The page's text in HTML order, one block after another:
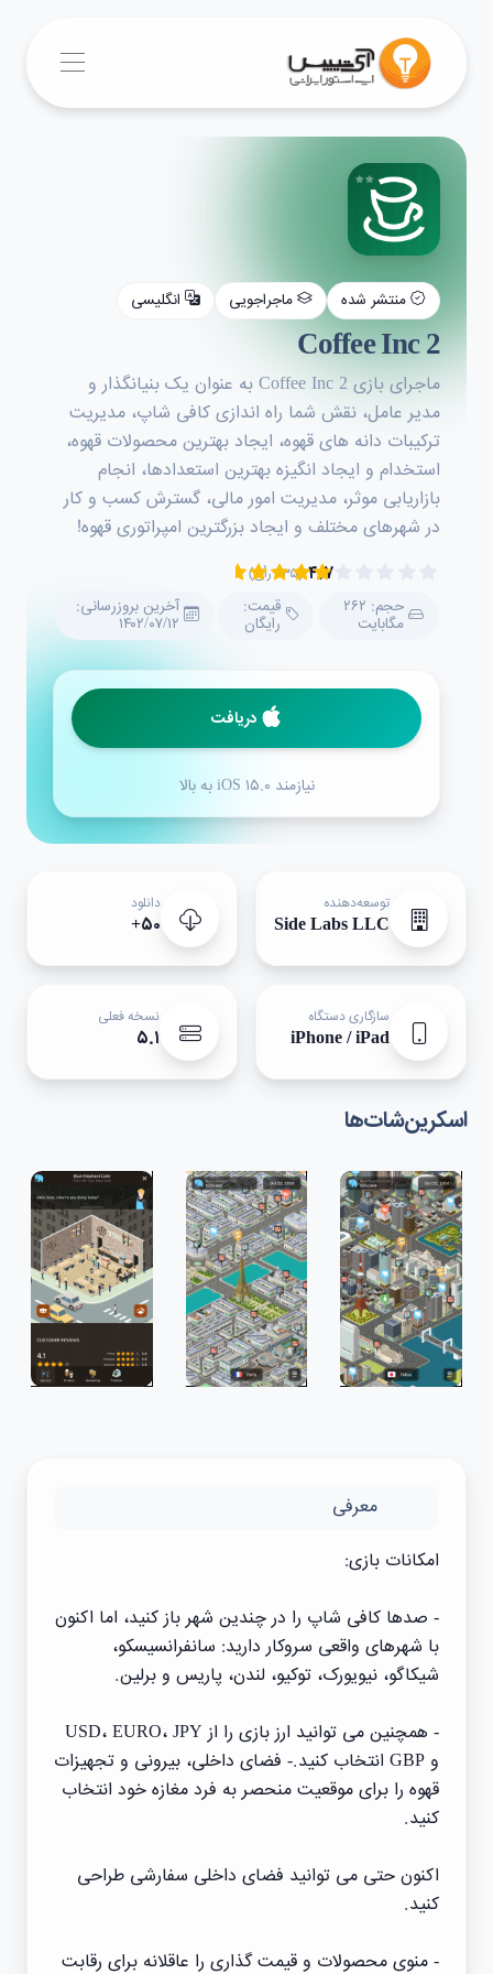
منتشر شده ماجراجویی انگلیسی
Coffee Inc 2
ماجرای بازی Coffee Inc 2 به عنوان یک بنیانگذار و
مدیر عامل، نقش شما راه اندازی کافی شاپ، مدیریت
ترکیبات دانه های قهوه، ایجاد بهترین محصولات قهوه،
استخدام و ایجاد انگیزه بهترین استعدادها، انجام
بازاریابی موثر، مدیریت امور مالی، گسترش کسب و کار
در شهرهای مختلف و ایجاد بزرگترین امپراتوری قهوه!
۴.۷ (۲۳۵ رأی)
حجم: ۲۶۲
مگابایت
قیمت:
رایگان
آخرین بروزرسانی:
۱۴۰۲/۰۷/۱۲
دریافت
نیازمند iOS ۱۵.۰ به بالا
توسعه‌دهنده
Side Labs LLC
دانلود
۵۰+
سازگاری دستگاه
iPhone / iPad
نسخه فعلی
۵.۱
اسکرین‌شات‌ها
معرفی
امکانات بازی:
- صدها کافی شاپ را در چندین شهر باز کنید، اما اکنون
با شهرهای واقعی سروکار دارید: سانفرانسیسکو،
شیکاگو، نیویورک، توکیو، لندن، پاریس و برلین.
- همچنین می توانید ارز بازی را از USD، EURO، JPY
و GBP انتخاب کنید.- فضای داخلی، بیرونی و تجهیزات
قهوه را برای موقعیت منحصر به فرد مغازه خود انتخاب
کنید.
اکنون حتی می توانید فضای داخلی سفارشی طراحی
کنید.
- منوی محصولات و قیمت گذاری را عاقلانه برای رقابت